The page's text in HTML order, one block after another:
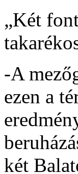
„Két
-A
ezen a
két